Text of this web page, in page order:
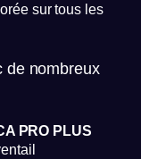
sur tous les
de nombreux
PRO PLUS